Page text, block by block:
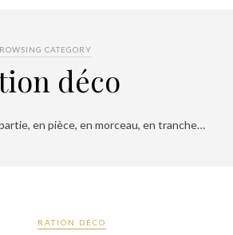
CATEGORY
déco
en pièce, en morceau, en tranche…
RATION DÉCO